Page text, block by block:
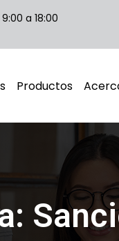
a 18:00
Productos